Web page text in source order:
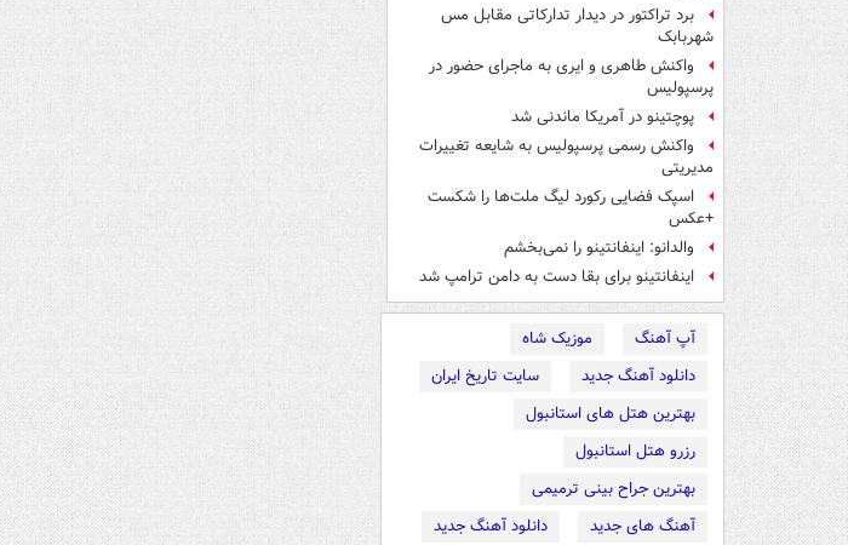
برد تراکتور در دیدار تدارکاتی مقابل مس
شهربابک
واکنش طاهری و ایری به ماجرای حضور در
پرسپولیس
پوچتینو در آمریکا ماندنی شد
واکنش رسمی پرسپولیس به شایعه تغییرات
مدیریتی
اسپک فضایی رکورد لیگ ملت‌ها را شکست
+عکس
والدانو: اینفانتینو را نمی‌بخشم
اینفانتینو برای بقا دست به دامن ترامپ شد
آپ آهنگ
موزیک شاه
دانلود آهنگ جدید
سایت تاریخ ایران
بهترین هتل های استانبول
رزرو هتل استانبول
بهترین جراح بینی ترمیمی
آهنگ های جدید
دانلود آهنگ جدید